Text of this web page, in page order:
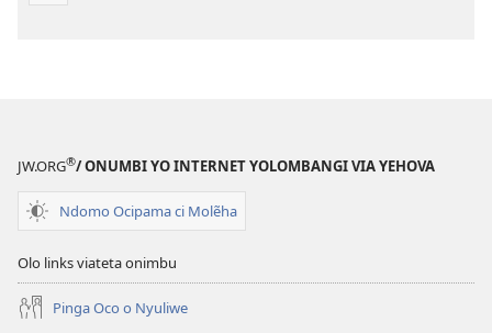
JW.ORG®/ ONUMBI YO INTERNET YOLOMBANGI VIA YEHOVA
Ndomo Ocipama ci Molẽha
Olo links viateta onimbu
Pinga Oco o Nyuliwe